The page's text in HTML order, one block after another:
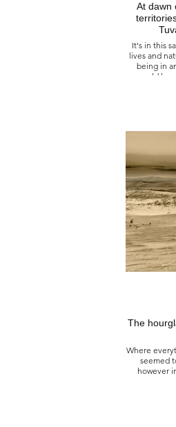
At dawn
It's in this
lives and
being in
would
C’est
homme ne
d’être au
aurait mis
toute
位於蒙古呼
正是在這片
你會有一種
The
Where
seemed
however